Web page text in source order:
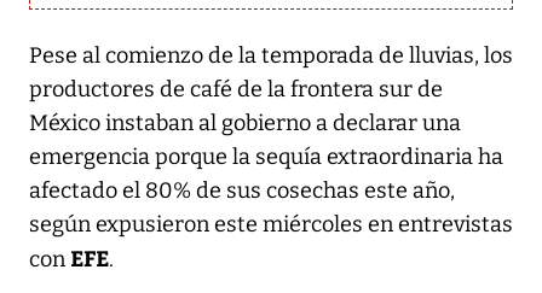
Pese al comienzo de la temporada de lluvias, los
productores de café de la frontera sur de
México instaban al gobierno a declarar una
emergencia porque la sequía extraordinaria ha
afectado el 80% de sus cosechas este año,
según expusieron este miércoles en entrevistas
con EFE.